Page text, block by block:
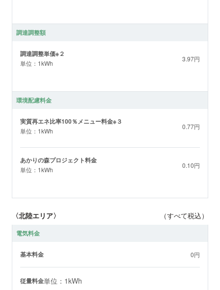
調達調整額
調達調整単価※２
単位：1kWh
3.97円
環境配慮料金
実質再エネ比率100％メニュー料金※３
単位：1kWh
0.77円
あかりの森プロジェクト料金
単位：1kWh
0.10円
〈北陸エリア〉 （すべて税込）
電気料金
基本料金 0円
従量料金単位：1kWh